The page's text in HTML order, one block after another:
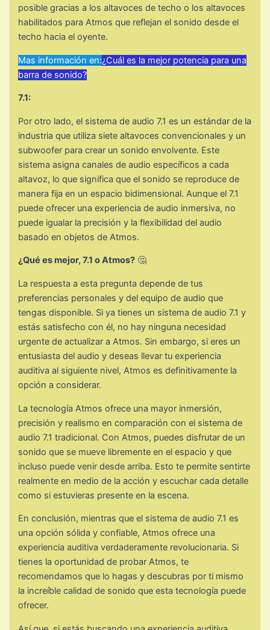
posible gracias a los altavoces de techo o los altavoces
habilitados para Atmos que reflejan el sonido desde el
techo hacia el oyente.
Mas información en:¿Cuál es la mejor potencia para una
barra de sonido?
7.1:
Por otro lado, el sistema de audio 7.1 es un estándar de la
industria que utiliza siete altavoces convencionales y un
subwoofer para crear un sonido envolvente. Este
sistema asigna canales de audio específicos a cada
altavoz, lo que significa que el sonido se reproduce de
manera fija en un espacio bidimensional. Aunque el 7.1
puede ofrecer una experiencia de audio inmersiva, no
puede igualar la precisión y la flexibilidad del audio
basado en objetos de Atmos.
¿Qué es mejor, 7.1 o Atmos? 🤔
La respuesta a esta pregunta depende de tus
preferencias personales y del equipo de audio que
tengas disponible. Si ya tienes un sistema de audio 7.1 y
estás satisfecho con él, no hay ninguna necesidad
urgente de actualizar a Atmos. Sin embargo, si eres un
entusiasta del audio y deseas llevar tu experiencia
auditiva al siguiente nivel, Atmos es definitivamente la
opción a considerar.
La tecnología Atmos ofrece una mayor inmersión,
precisión y realismo en comparación con el sistema de
audio 7.1 tradicional. Con Atmos, puedes disfrutar de un
sonido que se mueve libremente en el espacio y que
incluso puede venir desde arriba. Esto te permite sentirte
realmente en medio de la acción y escuchar cada detalle
como si estuvieras presente en la escena.
En conclusión, mientras que el sistema de audio 7.1 es
una opción sólida y confiable, Atmos ofrece una
experiencia auditiva verdaderamente revolucionaria. Si
tienes la oportunidad de probar Atmos, te
recomendamos que lo hagas y descubras por ti mismo
la increíble calidad de sonido que esta tecnología puede
ofrecer.